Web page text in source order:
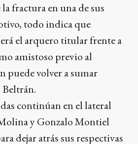
fractura en una de sus
todo indica que
el arquero titular frente a
amistoso previo al
puede volver a sumar
continúan en el lateral
y Gonzalo Montiel
dejar atrás sus respectivas